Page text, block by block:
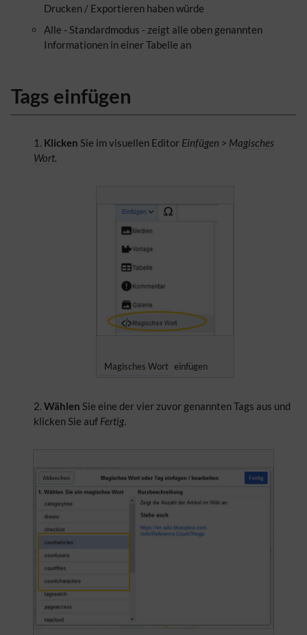
Drucken / Exportieren haben würde
Alle - Standardmodus - zeigt alle oben genannten
Informationen in einer Tabelle an
Tags einfügen
Klicken Sie im visuellen Editor Einfügen > Magisches
Wort.
Magisches Wort einfügen
Wählen Sie eine der vier zuvor genannten Tags aus und
klicken Sie auf Fertig.